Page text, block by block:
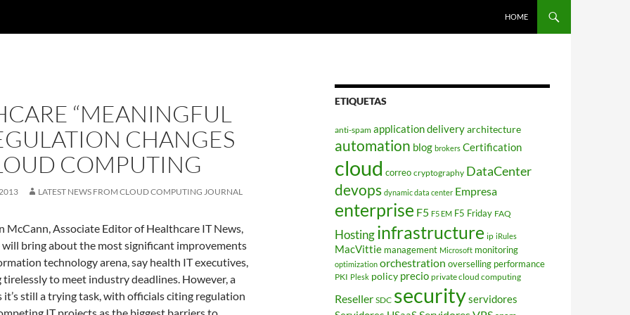
HOME
“MEANINGFUL
CHANGES
COMPUTING
LATEST NEWS FROM CLOUD COMPUTING JOURNAL
McCann, Associate Editor of Healthcare IT News,
will bring about the most significant improvements
technology arena, say health IT executives,
to meet industry deadlines. However, a
it’s still a trying task, with officials citing regulation
ETIQUETAS
anti-spam application deliveryarchitecture
automation blog brokers Certification
cloud correo cryptography DataCenter
devops dynamic data center Empresa
enterprise F5 F5 EM F5 Friday FAQ
Hostinginfrastructure ip iRules
MacVittie management Microsoft monitoring
optimization orchestration overselling performance
PKI Plesk policy precio private cloud computing
Reseller SDC securityservidores